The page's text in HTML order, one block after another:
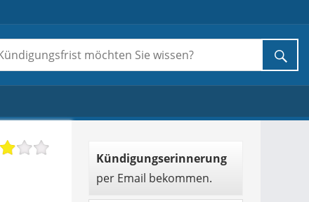
Kündigungserinnerung
per Email bekommen.